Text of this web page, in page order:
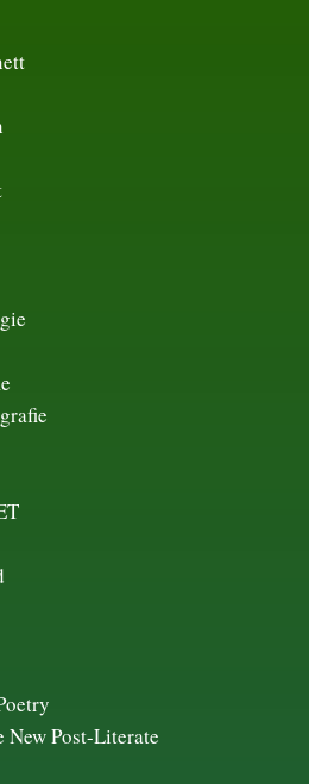
Post-Literate